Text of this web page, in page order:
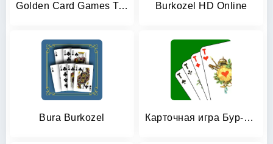
Golden Card Games Tarneeb Trix Burkozel HD Online
Bura Burkozel Карточная игра Бур-Козел